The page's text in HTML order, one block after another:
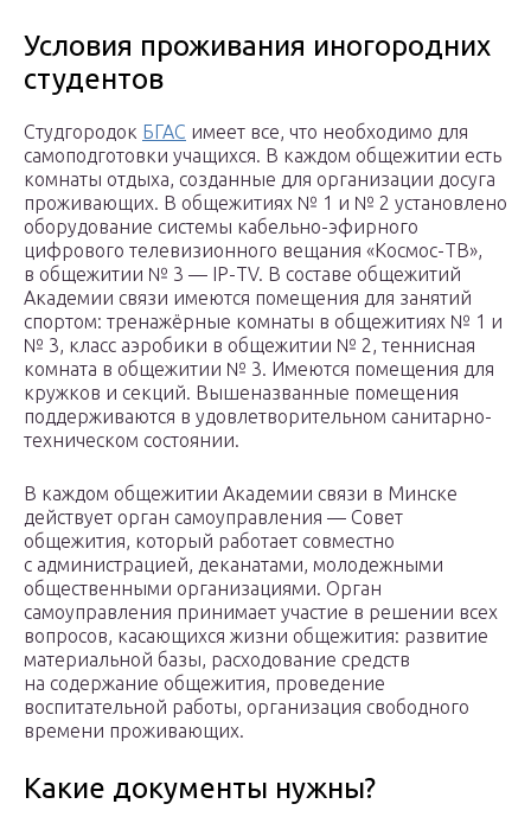
Условия проживания иногородних
студентов
Студгородок БГАС имеет все, что необходимо для
самоподготовки учащихся. В каждом общежитии есть
комнаты отдыха, созданные для организации досуга
проживающих. В общежитиях № 1 и № 2 установлено
оборудование системы кабельно-эфирного
цифрового телевизионного вещания «Космос-ТВ»,
в общежитии № 3 — IP-ТV. В составе общежитий
Академии связи имеются помещения для занятий
спортом: тренажёрные комнаты в общежитиях № 1 и
№ 3, класс аэробики в общежитии № 2, теннисная
комната в общежитии № 3. Имеются помещения для
кружков и секций. Вышеназванные помещения
поддерживаются в удовлетворительном санитарно-
техническом состоянии.
В каждом общежитии Академии связи в Минске
действует орган самоуправления — Совет
общежития, который работает совместно
с администрацией, деканатами, молодежными
общественными организациями. Орган
самоуправления принимает участие в решении всех
вопросов, касающихся жизни общежития: развитие
материальной базы, расходование средств
на содержание общежития, проведение
воспитательной работы, организация свободного
времени проживающих.
Какие документы нужны?